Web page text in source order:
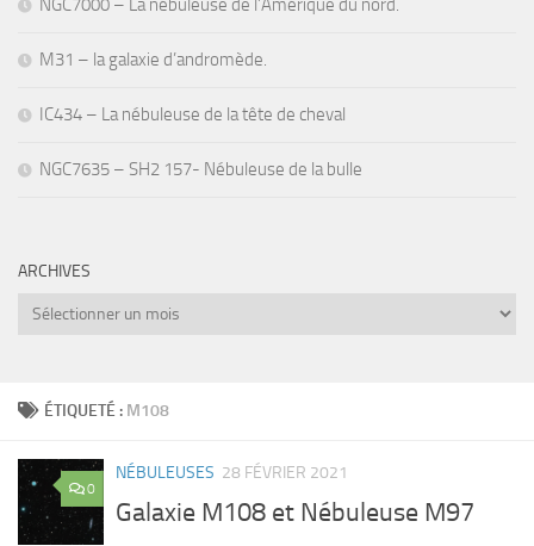
ÉTIQUETÉ : M108
0
NÉBULEUSES 28 FÉVRIER 2021
Galaxie M108 et Nébuleuse M97
NGC7000 – La nébuleuse de l’Amérique du nord.
M31 – la galaxie d’andromède.
IC434 – La nébuleuse de la tête de cheval
NGC7635 – SH2 157- Nébuleuse de la bulle
ARCHIVES
Archives